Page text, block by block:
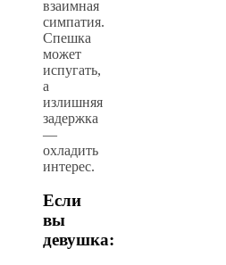
взаимная
симпатия.
Спешка
может
испугать,
а
излишняя
задержка
—
охладить
интерес.
Если
вы
девушка: